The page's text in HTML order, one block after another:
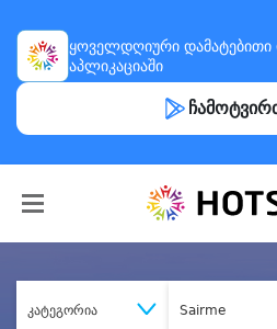
ყოველდღიური დამატებითი
აპლიკაციაში
კატეგორია Sairme